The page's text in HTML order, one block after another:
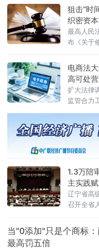
不当行为
设提供了
至6月，
狙击“时
织密资
最高人民
布《关于
具体应用
释〔
民法院审
察院第十
过，自
2012年
电商法
高可处
扩大法律
监管合力
1.3万陪
主实践
辽宁省高
召开全省
要求，系
的实践
当"0添加"只是个商标
最高罚五倍